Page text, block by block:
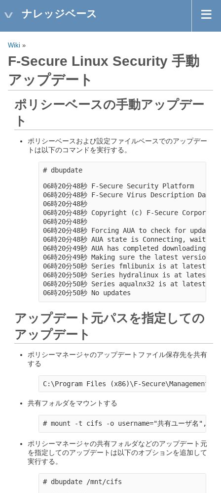
ナレッジベース
Wiki »
F-Secure Linux Security 手動
アップデート
ポリシーベースの手動アップデー
ト
ポリシーベースおよび設定ファイルベースでのアップデー
トは以下のコマンドを実行する。
# dbupdate
06時20分48秒 F-Secure Security Platform
06時20分48秒 F-Secure Virus Description
06時20分48秒
06時20分48秒 Copyright (c) F-Secure
06時20分48秒
06時20分48秒 Forcing AUA to check for updates
06時20分48秒 AUA state is Connecting, waiting
06時20分49秒 AUA has completed downloading/
06時20分49秒 Making sure the latest versions
06時20分50秒 Series fmlibunix is at latest
06時20分50秒 Series hydralinux is at latest
06時20分50秒 Series aqualnx32 is at latest
アップデート元パスを指定しての
アップデート
ポリシーマネージャのアップデートファイル保存先を共有
する
共有フォルダをマウントする
ポリシーマネージャの共有フォルダなどのアップデート元
を指定してのアップデートは以下のオプションを追加して
実行する。
# dbupdate /mnt/cifs